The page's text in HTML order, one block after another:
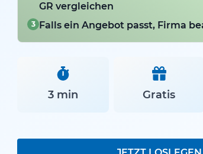
GR vergleichen
3 Falls ein Angebot passt, Firma
3 min Gratis